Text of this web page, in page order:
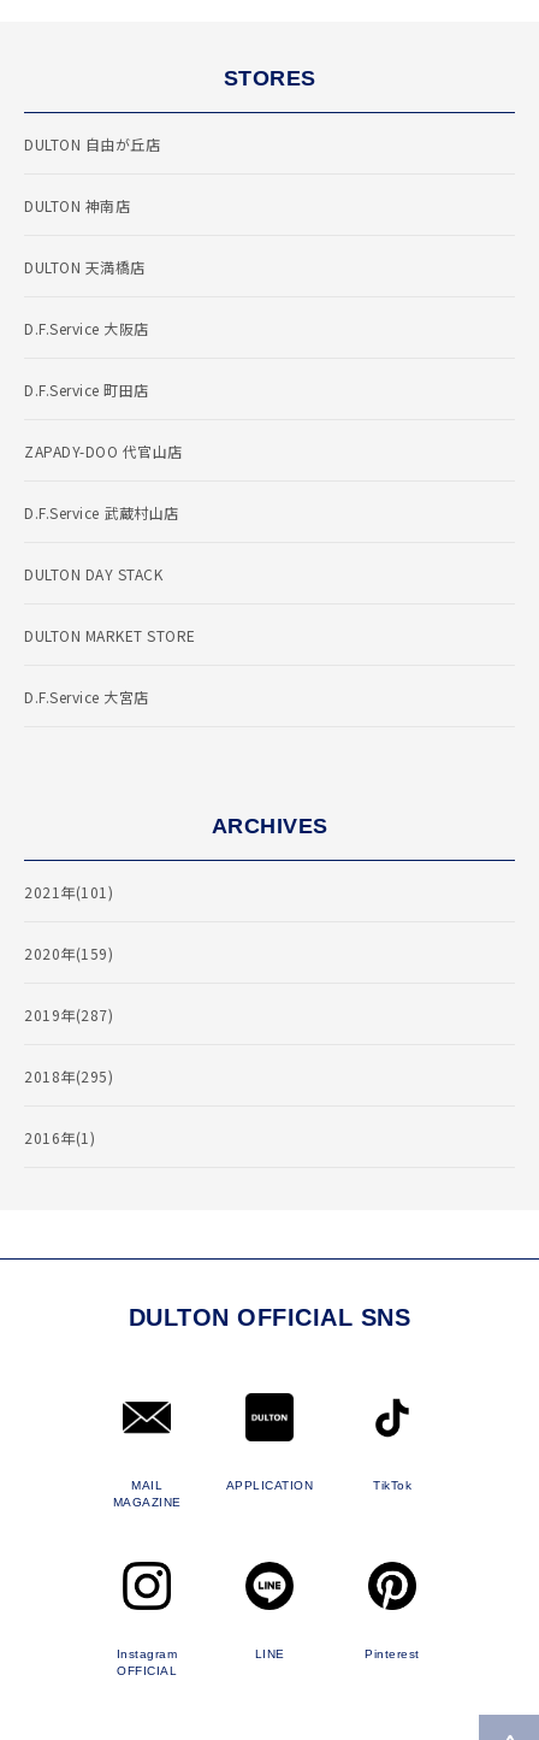
STORES
DULTON 自由が丘店
DULTON 神南店
DULTON 天満橋店
D.F.Service 大阪店
D.F.Service 町田店
ZAPADY-DOO 代官山店
D.F.Service 武蔵村山店
DULTON DAY STACK
DULTON MARKET STORE
D.F.Service 大宮店
ARCHIVES
2021年(101)
2020年(159)
2019年(287)
2018年(295)
2016年(1)
DULTON OFFICIAL SNS
MAIL
MAGAZINE
APPLICATION TikTok
Instagram
OFFICIAL
LINE Pinterest